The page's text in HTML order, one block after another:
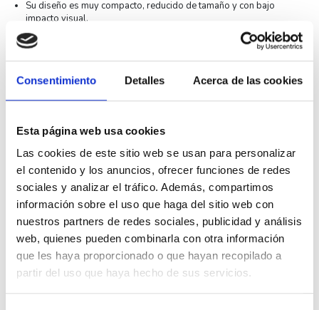
Consentimiento Detalles Acerca de las cookies
Esta página web usa cookies
Las cookies de este sitio web se usan para personalizar
el contenido y los anuncios, ofrecer funciones de redes
sociales y analizar el tráfico. Además, compartimos
información sobre el uso que haga del sitio web con
nuestros partners de redes sociales, publicidad y análisis
web, quienes pueden combinarla con otra información
que les haya proporcionado o que hayan recopilado a
partir del uso que haya hecho de sus servicios.
Su diseño es muy compacto, reducido de tamaño y con bajo
impacto visual.
Su acabado es en
1 - 16mm² en flexible.
El número de polos es de2 Polos
Pertenece a laserie EV60 de AEG.
Asimismo indicar que su rango de temperatura de funcionamiento
es de-25°C a +55°C.
Finalmente indicar que su conexión es muy sencilla debido a su
sistema de embornamiento de tornillería.
Fabricado con los más altos estándares de calidad.
Especificaciones técnicas AEG EV62C25
Sección de cable admitida
25mm² en rígido y 16mm² en